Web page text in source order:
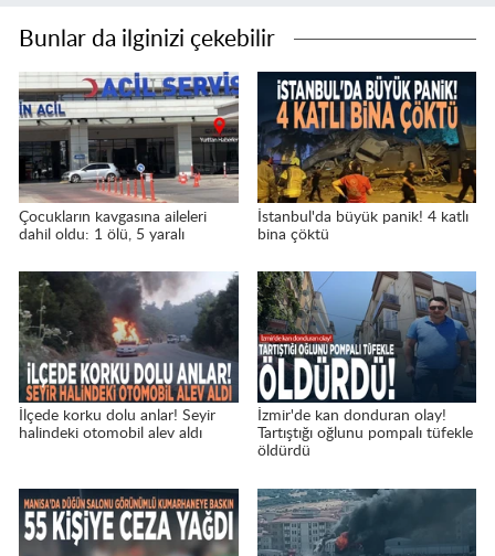
Bunlar da ilginizi çekebilir
Çocukların kavgasına aileleri
dahil oldu: 1 ölü, 5 yaralı
İstanbul'da büyük panik! 4 katlı
bina çöktü
İlçede korku dolu anlar! Seyir
halindeki otomobil alev aldı
İzmir'de kan donduran olay!
Tartıştığı oğlunu pompalı tüfekle
öldürdü